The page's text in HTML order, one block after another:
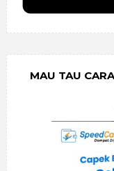
MAU TAU